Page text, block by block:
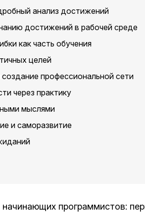
анализ достижений
достижений в рабочей среде
как часть обучения
целей
профессиональной сети
через практику
мыслями
и саморазвитие
программистов: